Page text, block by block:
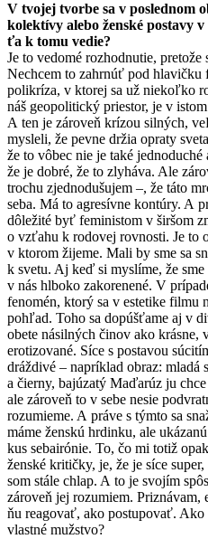
V tvojej tvorbe sa v poslednom
kolektívy alebo ženské postavy
ťa k tomu vedie?
Je to vedomé rozhodnutie, pretože
Nechcem to zahrnúť pod hlavičku
polikríza, v ktorej sa už niekoľko
náš geopolitický priestor, je v
A ten je zároveň krízou silných,
mysleli, že pevne držia opraty
že to vôbec nie je také
že je dobré, že to zlyháva. Ale
trochu zjednodušujem –, že táto
seba. Má to agresívne kontúry. A
dôležité byť feministom v širšom
o vzťahu k rodovej rovnosti. Je to
v ktorom žijeme. Mali by sme sa
k svetu. Aj keď si myslíme, že
v nás hlboko zakorenené. V
fenomén, ktorý sa v estetike filmu
pohľad. Toho sa dopúšťame aj v
obete násilných činov ako krásne,
erotizované. Síce s postavou
dráždivé – napríklad obraz: mladá
a čierny, bajúzatý Maďarúz ju
ale zároveň to v sebe nesie
rozumieme. A práve s týmto sa
máme ženskú hrdinku, ale
kus sebairónie. To, čo mi totiž
ženské kritičky, je, že je síce
som stále chlap. A to je svojím
zároveň jej rozumiem. Priznávam,
ňu reagovať, ako postupovať.
vlastné mužstvo?